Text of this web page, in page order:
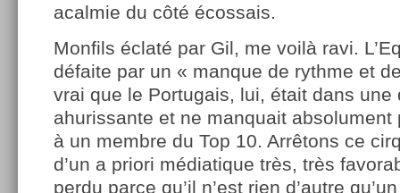
acalmie du côté écossais.
Monfils éclaté par Gil, me voilà ravi.
défaite par un « manque de rythme et
vrai que le Portugais, lui, était dans une
ahurissante et ne manquait absolument
à un membre du Top 10. Arrêtons ce
d’un a priori médiatique très, très
perdu parce qu’il n’est rien d’autre